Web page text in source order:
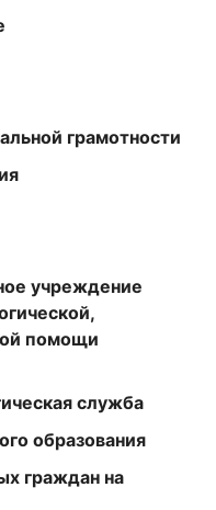
грамотности
учреждение
помощи
служба
образования
граждан на